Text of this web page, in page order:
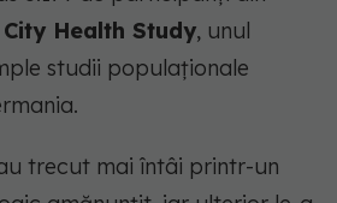
Health Study, unul
studii populaționale
trecut mai întâi printr-un